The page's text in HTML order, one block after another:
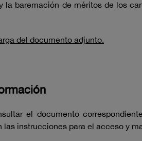
la baremación de méritos de los
del documento adjunto.
el documento
las instrucciones para el acceso y